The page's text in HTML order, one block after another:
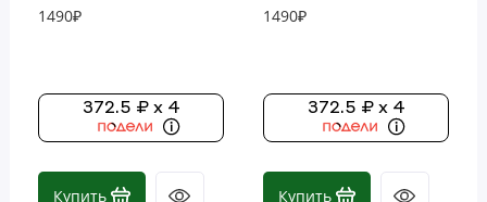
мл (12 унций)
1490₽
372.5 ₽ x 4
Купить
асаи, 355 мл (12 унций)
1490₽
372.5 ₽ x 4
Купить